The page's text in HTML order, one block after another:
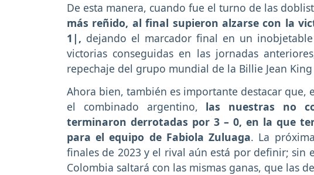
De esta manera, cuando fue el turno de las
más reñido, al final supieron alzarse con la
1|, dejando el marcador final en un
victorias conseguidas en las jornadas
repechaje del grupo mundial de la Billie Jean King
Ahora bien, también es importante destacar
el combinado argentino, las nuestras no
terminaron derrotadas por 3 – 0, en la que
para el equipo de Fabiola Zuluaga. La
finales de 2023 y el rival aún está por definir; sin
Colombia saltará con las mismas ganas, que las